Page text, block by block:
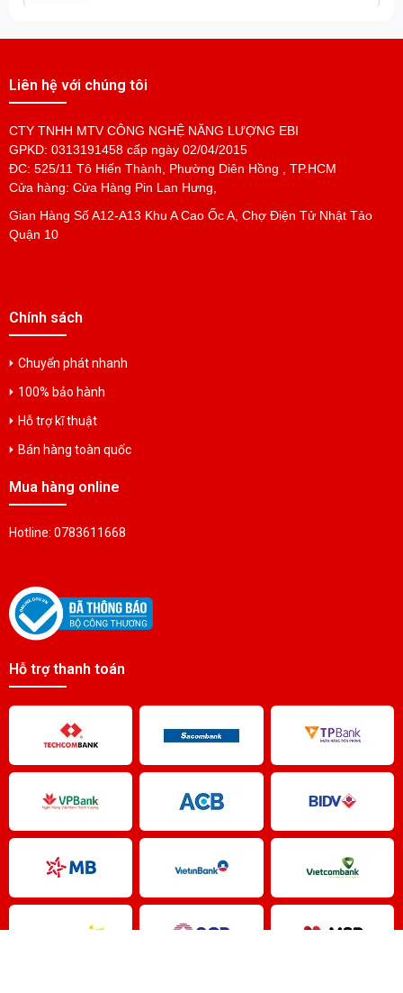
Pin MR-BAT6V1SET
Liên hệ
Pin Cell JZSP-BA01
Pin PLC GE FANUC IC655ACC550
Liên hệ
Pin IC601ACC150 Fanuc Battery
Liên hệ
Pin IC200ACC001 Fanuc Battery
Pin GE FANUC D500-AB10
Liên hệ
Pin D100-AB10 GE FANUC
Liên hệ
pin A06B6073K001 Fanuc Battery
Liên hệ với chúng tôi
CTY TNHH MTV CÔNG NGHỆ NĂNG LƯỢNG EBI
GPKD: 0313191458 cấp ngày 02/04/2015
ĐC: 525/11 Tô Hiến Thành, Phường Diên Hồng , TP.HCM
Cửa hàng: Cửa Hàng Pin Lan Hưng,
Gian Hàng Số A12-A13 Khu A Cao Ốc A, Chợ Điện Tử Nhật Tảo
Quận 10
Chính sách
Chuyển phát nhanh
100% bảo hành
Hỗ trợ kĩ thuật
Bán hàng toàn quốc
Mua hàng online
Hotline: 0783611668
Hỗ trợ thanh toán